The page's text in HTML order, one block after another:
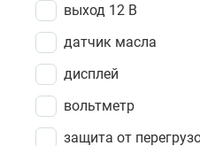
выход 12 В
датчик масла
дисплей
вольтметр
защита от